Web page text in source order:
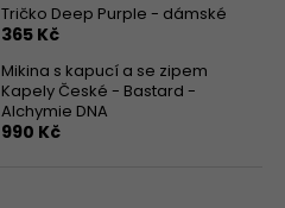
Tričko Deep Purple - dámské
365 Kč
Mikina s kapucí a se zipem
Kapely České - Bastard -
Alchymie DNA
990 Kč